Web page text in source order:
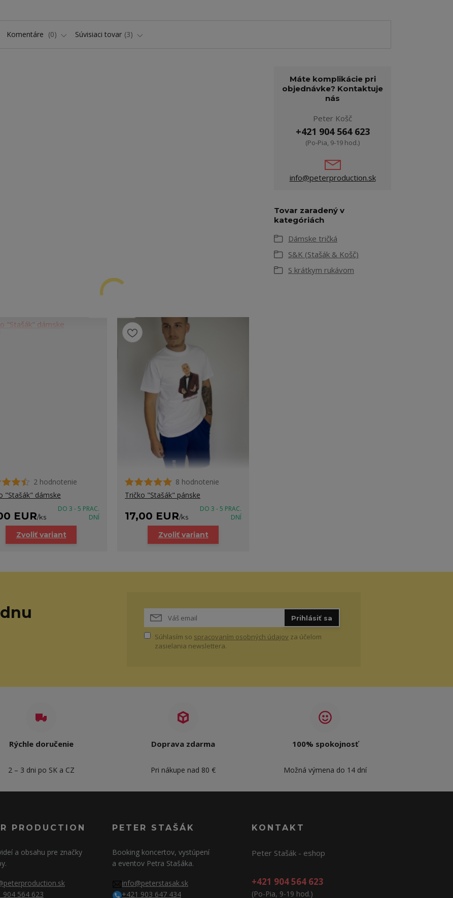
Komentáre 0 Súvisiaci tovar 3
Máte komplikácie pri
objednávke? Kontaktuje
nás
Peter Košč
+421 904 564 623
(Po-Pia, 9-19 hod.)
info@peterproduction.sk
Tovar zaradený v
kategóriách
Dámske tričká
S&K (Stašák & Košč)
S krátkym rukávom
2 hodnotenie
"Stašák" dámske
EUR/ks
DO 3 - 5 PRAC.
DNÍ
Zvoliť variant
8 hodnotenie
Tričko "Stašák" pánske
17,00 EUR/ks
DO 3 - 5 PRAC.
DNÍ
Zvoliť variant
Prihlásiť sa
Súhlasím so spracovaním osobných údajov za účelom
zasielania newslettera.
Rýchle doručenie
2 – 3 dni po SK a CZ
Doprava zdarma
Pri nákupe nad 80 €
100% spokojnosť
Možná výmena do 14 dní
PRODUCTION
a obsahu pre značky
904 564 623
PETER STAŠÁK
Booking koncertov, vystúpení
a eventov Petra Stašáka.
info@peterstasak.sk
+421 903 647 434
KONTAKT
Peter Stašák - eshop
+421 904 564 623
(Po-Pia, 9-19 hod.)